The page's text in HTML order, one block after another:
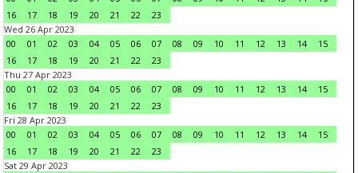
16
17 18 19 20 21 22
23
Wed 26 Apr 2023
00
01 02 03 04 05 06 07 08 09 10 11 12 13 14
15
16
17 18 19 20 21 22
23
Thu 27 Apr 2023
00
01 02 03 04 05 06 07 08 09 10 11 12 13 14
15
16
17 18 19 20 21 22
23
Fri 28 Apr 2023
00
01 02 03 04 05 06 07 08 09 10 11 12 13 14
15
16
17 18 19 20 21 22
23
Sat 29 Apr 2023